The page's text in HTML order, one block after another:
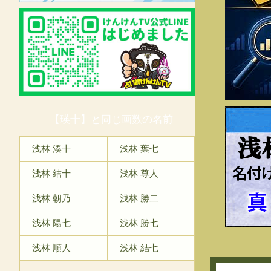
【瑛十】と同じ画数の名前
浅林 湊十 浅林 葉七
浅林 結十 浅林 尊人
浅林 朝乃 浅林 勝二
浅林 陽七 浅林 勝七
浅林 順人 浅林 結七
浅